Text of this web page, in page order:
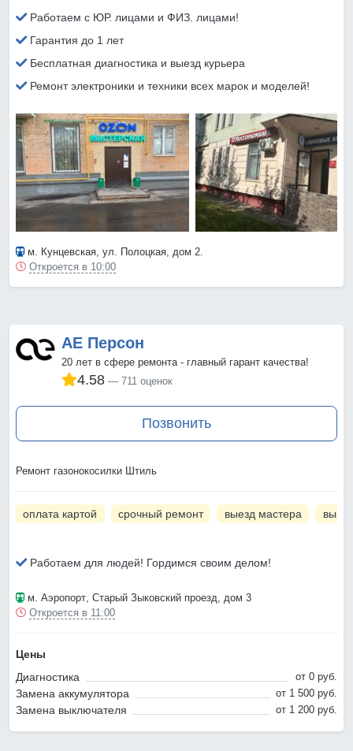
Работаем с ЮР. лицами и ФИЗ. лицами!
Гарантия до 1 лет
Бесплатная диагностика и выезд курьера
Ремонт электроники и техники всех марок и моделей!
м. Кунцевская, ул. Полоцкая, дом 2.
Откроется в 10:00
АЕ Персон
20 лет в сфере ремонта - главный гарант качества!
4.58 711 оценок
Позвонить
Ремонт газонокосилки Штиль
оплата картой срочный ремонт выезд мастера
Работаем для людей! Гордимся своим делом!
м. Аэропорт, Старый Зыковский проезд, дом 3
Откроется в 11:00
Цены
Диагностика
от 0 pyб.
Замена аккумулятора от 1 500 pyб.
Замена выключателя от 1 200 pyб.